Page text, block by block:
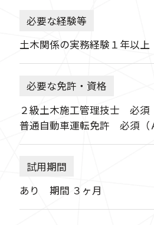
必要な経験等
土木関係の実務経験１年以
必要な免許・資格
２級土木施工管理技士 必須
普通自動車運転免許 必須（
試用期間
あり 期間 ３ヶ月